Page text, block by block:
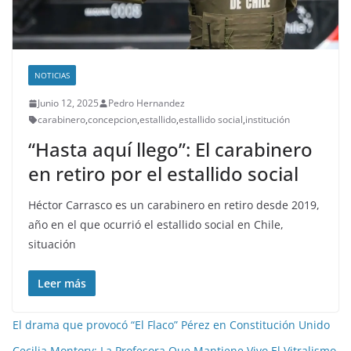
NOTICIAS
Junio 12, 2025
Pedro Hernandez
carabinero,concepcion,estallido,estallido social,institución
“Hasta aquí llego”: El carabinero
en retiro por el estallido social
Héctor Carrasco es un carabinero en retiro desde 2019,
año en el que ocurrió el estallido social en Chile,
situación
Leer más
El drama que provocó “El Flaco” Pérez en Constitución Unido